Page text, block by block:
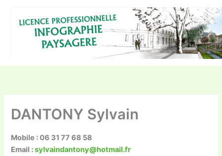
DANTONY Sylvain
Mobile : 06 31 77 68 58
Email :sylvaindantony@hotmail.fr